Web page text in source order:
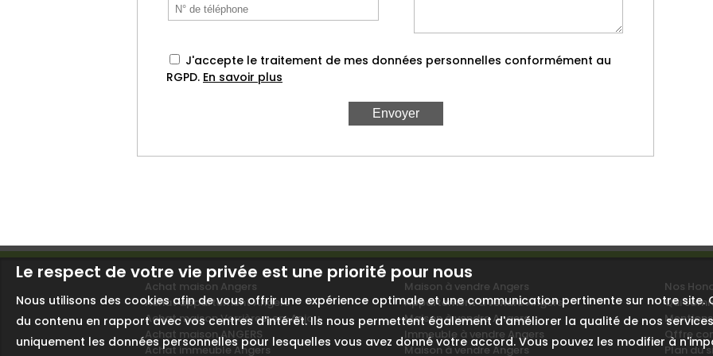
J'accepte le traitement de mes données personnelles conformément au
RGPD. En savoir plus
Achat maison Angers
Achat appartement Angers
Achat maison Verrières-en-Anjou
Achat maison ANGERS
Achat immeuble Angers
Maison à vendre Angers
Appartement à vendre Angers
Maison à vendre Angers
Immeuble à vendre Angers
Maison à vendre Angers
Nos
Qui
Offre
Plan du
Le respect de votre vie privée est une priorité pour nous
Nous utilisons des cookies afin de vous offrir une expérience optimale et une communication pertinente sur notre
du contenu en rapport avec vos centres d'intérêt. Ils nous permettent également d'améliorer la qualité de nos
uniquement les données personnelles pour lesquelles vous avez donné votre accord. Vous pouvez les modifier à